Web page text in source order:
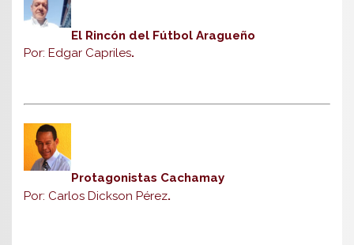
El Rincón del Fútbol Aragueño
Por: Edgar Capriles.
Protagonistas Cachamay
Por: Carlos Dickson Pérez.